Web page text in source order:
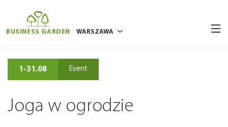
BUSINESS GARDEN WARSZAWA
RYGA
1-31.08 Event
Joga w ogrodzie